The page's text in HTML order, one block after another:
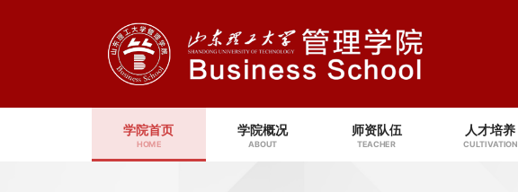
学院首页
HOME
学院概况
ABOUT
师资队伍
TEACHER
人才培养
CULTIVATION